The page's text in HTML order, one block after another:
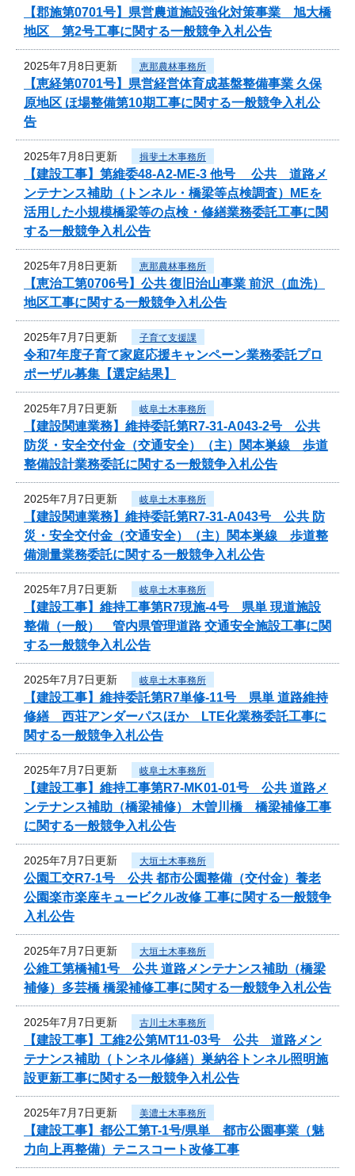
【郡施第0701号】県営農道施設強化対策事業 旭大橋
地区 第2号工事に関する一般競争入札公告
2025年7月8日更新 恵那農林事務所
【恵経第0701号】県営経営体育成基盤整備事業 久保
原地区 ほ場整備第10期工事に関する一般競争入札公
告
2025年7月8日更新 揖斐土木事務所
【建設工事】第維委48-A2-ME-3 他号 公共 道路メ
ンテナンス補助（トンネル・橋梁等点検調査）MEを
活用した小規模橋梁等の点検・修繕業務委託工事に関
する一般競争入札公告
2025年7月8日更新 恵那農林事務所
【恵治工第0706号】公共 復旧治山事業 前沢（血洗）
地区工事に関する一般競争入札公告
2025年7月7日更新 子育て支援課
令和7年度子育て家庭応援キャンペーン業務委託プロ
ポーザル募集【選定結果】
2025年7月7日更新 岐阜土木事務所
【建設関連業務】維持委託第R7-31-A043-2号 公共
防災・安全交付金（交通安全）（主）関本巣線 歩道
整備設計業務委託に関する一般競争入札公告
2025年7月7日更新 岐阜土木事務所
【建設関連業務】維持委託第R7-31-A043号 公共 防
災・安全交付金（交通安全）（主）関本巣線 歩道整
備測量業務委託に関する一般競争入札公告
2025年7月7日更新 岐阜土木事務所
【建設工事】維持工事第R7現施-4号 県単 現道施設
整備（一般） 管内県管理道路 交通安全施設工事に関
する一般競争入札公告
2025年7月7日更新 岐阜土木事務所
【建設工事】維持委託第R7単修-11号 県単 道路維持
修繕 西荘アンダーパスほか LTE化業務委託工事に
関する一般競争入札公告
2025年7月7日更新 岐阜土木事務所
【建設工事】維持工事第R7-MK01-01号 公共 道路メ
ンテナンス補助（橋梁補修） 木曽川橋 橋梁補修工事
に関する一般競争入札公告
2025年7月7日更新 大垣土木事務所
公園工交R7-1号 公共 都市公園整備（交付金）養老
公園楽市楽座キュービクル改修 工事に関する一般競争
入札公告
2025年7月7日更新 大垣土木事務所
公維工第橋補1号 公共 道路メンテナンス補助（橋梁
補修）多芸橋 橋梁補修工事に関する一般競争入札公告
2025年7月7日更新 古川土木事務所
【建設工事】工維2公第MT11-03号 公共 道路メン
テナンス補助（トンネル修繕）巣納谷トンネル照明施
設更新工事に関する一般競争入札公告
2025年7月7日更新 美濃土木事務所
【建設工事】都公工第T-1号/県単 都市公園事業（魅
力向上再整備）テニスコート改修工事